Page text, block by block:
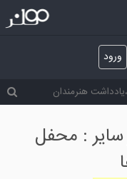
ورود
سایر : محفل